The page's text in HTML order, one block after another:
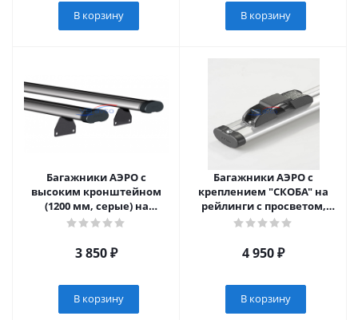
В корзину В корзину
Багажники АЭРО с
высоким кронштейном
(1200 мм, серые) на
рейлинги АПС с боковым
(2060-А12-1-11)
3 850₽
В корзину
Багажники АЭРО с
креплением "СКОБА" на
рейлинги с просветом,
серые, 1200 мм (2030-А12-
4 950₽
В корзину